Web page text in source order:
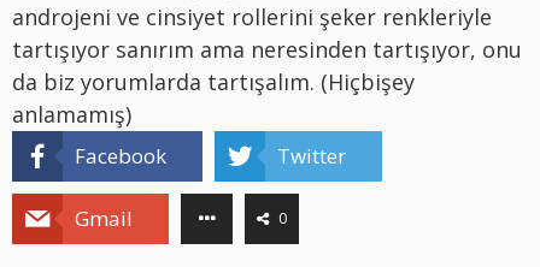
androjeni ve cinsiyet rollerini şeker renkleriyle
tartışıyor sanırım ama neresinden tartışıyor, onu
da biz yorumlarda tartışalım. (Hiçbişey
anlamamış)
Facebook Twitter
Gmail 0